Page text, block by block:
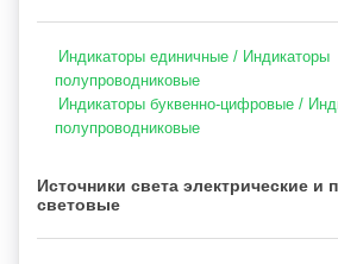
Индикаторы единичные / Индикаторы
полупроводниковые
Индикаторы буквенно-цифровые /
полупроводниковые
Источники света электрические и
световые